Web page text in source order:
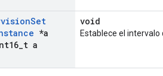
Set
*a
t a
void
Establece el intervalo